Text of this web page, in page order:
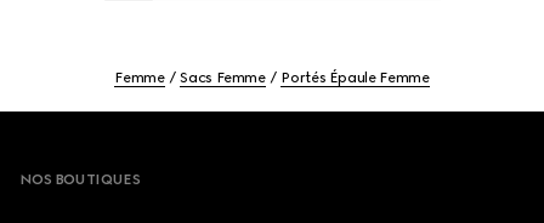
Femme Sacs Femme Portés Épaule Femme
NOS BOUTIQUES